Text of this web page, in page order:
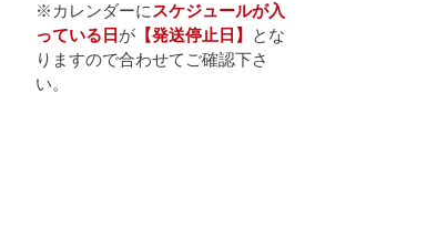
※カレンダーに スケジュールが入
っている日 が 【発送停止日】
とな
りますので合わせてご確認下さ
い。